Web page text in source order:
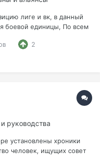
лиге и вк, в данный
боевой единицы, По всем
посещение клан
и потом еще
2
руководства
установлены хроники
человек, ищущих совет